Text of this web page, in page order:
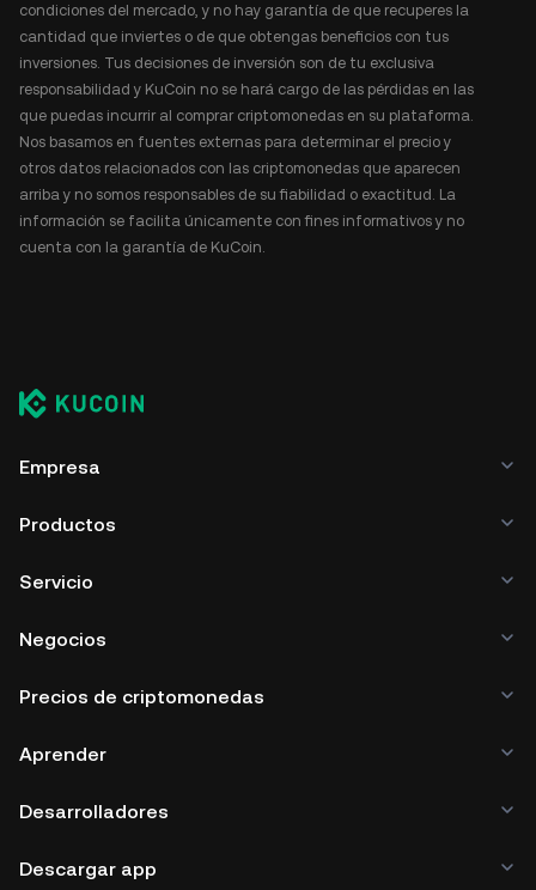
condiciones del mercado, y no hay garantía de que recuperes la
cantidad que inviertes o de que obtengas beneficios con tus
inversiones. Tus decisiones de inversión son de tu exclusiva
responsabilidad y KuCoin no se hará cargo de las pérdidas en las
que puedas incurrir al comprar criptomonedas en su plataforma.
Nos basamos en fuentes externas para determinar el precio y
otros datos relacionados con las criptomonedas que aparecen
arriba y no somos responsables de su fiabilidad o exactitud. La
información se facilita únicamente con fines informativos y no
cuenta con la garantía de KuCoin.
Empresa
Productos
Servicio
Negocios
Precios de criptomonedas
Aprender
Desarrolladores
Descargar app